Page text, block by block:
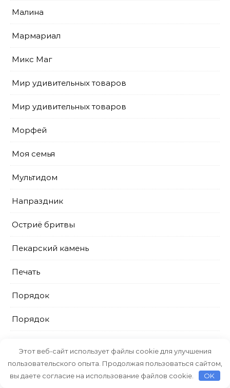
Малина
Мармариал
Микс Маг
Мир удивительных товаров
Мир удивительных товаров
Морфей
Моя семья
Мультидом
Напраздник
Остриё бритвы
Пекарский камень
Печать
Порядок
Порядок
ПрестижСервис
Этот веб-сайт использует файлы cookie для улучшения
пользовательского опыта. Продолжая пользоваться сайтом,
вы даете согласие на использование файлов cookie.
OK